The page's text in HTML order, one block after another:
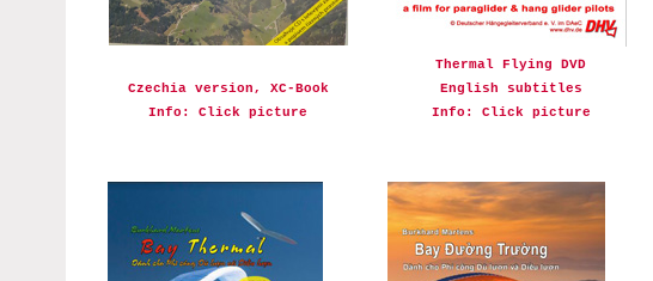
Czechia version, XC-Book
Info: Click picture
Thermal Flying DVD
English subtitles
Info: Click picture